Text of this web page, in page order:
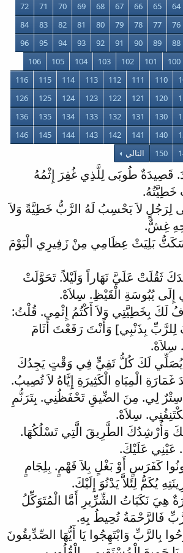
64
65
66
67
68
69
70
71
72
76
77
78
79
80
81
82
83
84
88
89
90
91
92
93
94
95
96
100
101
102
103
104
105
106
110
111
112
113
114
115
116
120
121
122
123
124
125
126
130
131
132
133
134
135
136
140
141
142
143
144
145
146
150 التالي
قَصِيدَةٌ طُوبَى لِلَّذِي غُفِرَ إِثْمُهُ
لِرَجُلٍ لاَ يَحْسِبُ لَهُ الرَّبُّ خَطِيَّةً وَلاَ
غِشٌّ.
بَلِيَتْ عِظَامِي مِنْ زَفِيرِي الْيَوْمَ
ثَقُلَتْ عَلَيَّ نَهَاراً وَلَيْلاً. تَحَوَّلَتْ
إِلَى يُبُوسَةِ الْقَيْظِ. سِلاَهْ.
لَكَ بِخَطِيَّتِي وَلاَ أَكْتُمُ إِثْمِي. قُلْتُ:
بِذَنْبِي] وَأَنْتَ رَفَعْتَ أَثَامَ
يُصَلِّي لَكَ كُلُّ تَقِيٍّ فِي وَقْتٍ يَجِدُكَ
غَمَارَةِ الْمِيَاهِ الْكَثِيرَةِ إِيَّاهُ لاَ تُصِيبُ.
لِي. مِنَ الضِّيقِ تَحْفَظُنِي. بِتَرَنُّمِ
سِلاَهْ.
وَأُرْشِدُكَ الطَّرِيقَ الَّتِي تَسْلُكُهَا.
عَيْنِي عَلَيْكَ.
كَفَرَسٍ أَوْ بَغْلٍ بِلاَ فَهْمٍ. بِلِجَامٍ
يُكَمُّ لِئَلاَّ يَدْنُوَ إِلَيْكَ.
هِيَ نَكَبَاتُ الشِّرِّيرِ أَمَّا الْمُتَوَكِّلُ
فَالرَّحْمَةُ تُحِيطُ بِهِ.
بِالرَّبِّ وَابْتَهِجُوا يَا أَيُّهَا الصِّدِّيقُونَ